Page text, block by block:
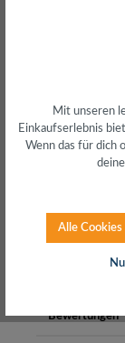
Über
wir
mit erhöhtem
Bewertungen
Mit unseren
Einkaufserlebnis
Wenn das für dich
Alle